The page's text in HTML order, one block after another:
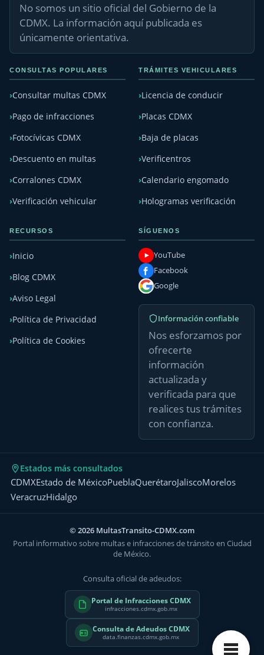
No somos un sitio oficial del Gobierno de la
CDMX. La información aquí publicada es
únicamente orientativa.
CONSULTAS POPULARES
Consultar multas CDMX
Pago de infracciones
Fotocívicas CDMX
Descuento en multas
Corralones CDMX
Verificación vehicular
TRÁMITES VEHICULARES
Licencia de conducir
Placas CDMX
Baja de placas
Verificentros
Calendario engomado
Hologramas verificación
RECURSOS
Inicio
Blog CDMX
Aviso Legal
Política de Privacidad
Política de Cookies
SÍGUENOS
YouTube
Facebook
Google
Información confiable
Nos esforzamos por
ofrecerte
información
actualizada y
verificada para que
realices tus trámites
con confianza.
Estados más consultados
CDMXEstado de MéxicoPueblaQuerétaroJaliscoMorelos
VeracruzHidalgo
© 2026 MultasTransito-CDMX.com
Portal informativo sobre multas e infracciones de tránsito en Ciudad
de México.
Consulta oficial de adeudos:
Portal de Infracciones CDMX
infracciones.cdmx.gob.mx
Consulta de Adeudos CDMX
data.finanzas.cdmx.gob.mx